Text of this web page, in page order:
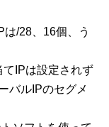
/28、16個、う
IPは設定されず
バルIPのセグメ